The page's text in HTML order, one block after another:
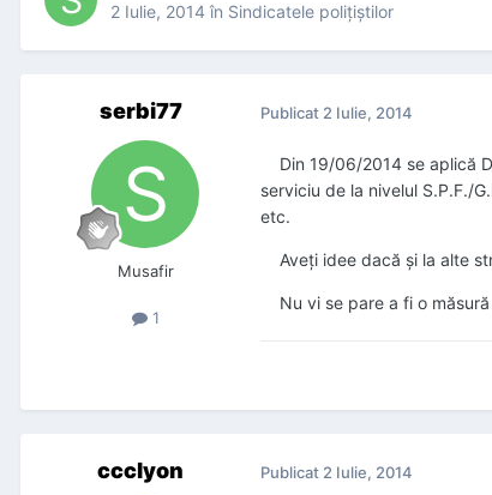
2 Iulie, 2014 în Sindicatele poliţiştilor
serbi77
Musafir
1
Publicat 2 Iulie, 2014
Din 19/06/2014 se aplică
serviciu de la nivelul S.P.F./
etc.
Aveți idee dacă și la alte
Nu vi se pare a fi o
ccclyon Publicat 2 Iulie, 2014